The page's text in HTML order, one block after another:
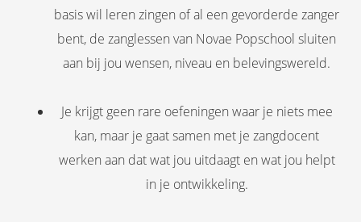
basis wil leren zingen of al een gevorderde zanger
bent, de zanglessen van Novae Popschool sluiten
aan bij jou wensen, niveau en belevingswereld.
Je krijgt geen rare oefeningen waar je niets mee
kan, maar je gaat samen met je zangdocent
werken aan dat wat jou uitdaagt en wat jou helpt
in je ontwikkeling.